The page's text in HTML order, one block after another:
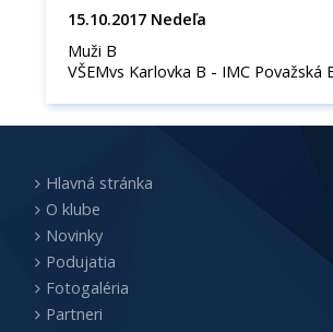
15.10.2017 Nedeľa
Muži B
VŠEMvs Karlovka B - IMC
Hlavná stránka
O klube
Novinky
Podujatia
Fotogaléria
Partneri